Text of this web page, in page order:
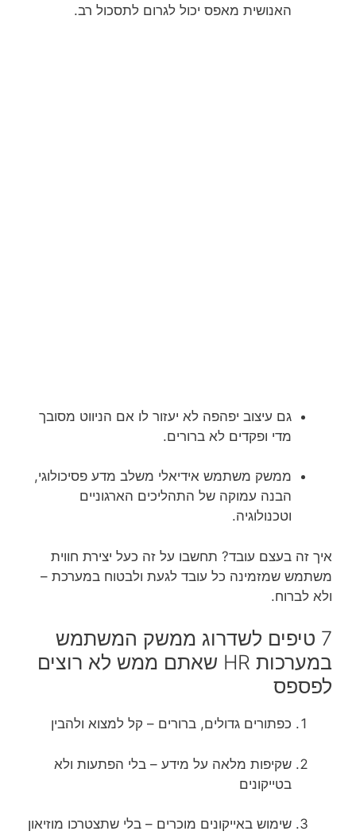
האנושית מאפס יכול לגרום לתסכול רב.
גם עיצוב יפהפה לא יעזור לו אם הניווט מסובך
מדי ופקדים לא ברורים.
ממשק משתמש אידיאלי משלב מדע פסיכולוגי,
הבנה עמוקה של התהליכים הארגוניים
וטכנולוגיה.
איך זה בעצם עובד? תחשבו על זה כעל יצירת חווית
משתמש שמזמינה כל עובד לגעת ולבטוח במערכת –
ולא לברוח.
7 טיפים לשדרוג ממשק המשתמש
במערכות HR שאתם ממש לא רוצים
לפספס
כפתורים גדולים, ברורים – קל למצוא ולהבין
שקיפות מלאה על מידע – בלי הפתעות ולא
בטייקונים
שימוש באייקונים מוכרים – בלי שתצטרכו מוזיאון